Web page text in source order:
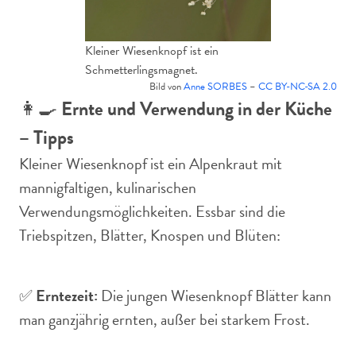
Kleiner Wiesenknopf ist ein
Schmetterlingsmagnet.
Bild vonAnne SORBES – CC BY-NC-SA 2.0
👩‍🍳 Ernte und Verwendung in der Küche
– Tipps
Kleiner Wiesenknopf ist ein Alpenkraut mit
mannigfaltigen, kulinarischen
Verwendungsmöglichkeiten. Essbar sind die
Triebspitzen, Blätter, Knospen und Blüten:
✅Erntezeit: Die jungen Wiesenknopf Blätter kann
man ganzjährig ernten, außer bei starkem Frost.